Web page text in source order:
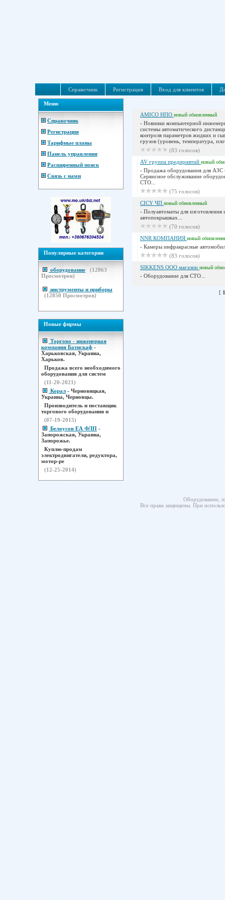
Справочник Регистрация Вход для клиентов
Меню
Справочник
Регистрация
Тарифные планы
Панель управления
Расширенный поиск
Связь с нами
Популярные категории
оборудование (12863
Просмотров)
инструменты и приборы
(12850 Просмотров)
Новые фирмы
Торгово - инженерная
компания Батискаф -
Харьковская, Украина,
Харьков.
Продажа всего необходимого
оборудования для систем
(11-20-2021)
Корал - Черновицкая,
Украина, Черновцы.
Производитель и поставщик
торгового оборудования н
(07-19-2015)
Белоусов ЕА ФЛП -
Запорожская, Украина,
Запорожье.
Куплю-продам
электродвигатели, редуктора,
мотор-ре
(12-25-2014)
AMICO НПО новый обновленный
- Новинки компьютерной
системы автоматического
контроля параметров жидких и
грузов (уровень, температура,
(83 голосов)
AV группа предприятий новый
- Продажа оборудования для
Сервисное обслуживание
СТО...
(75 голосов)
CICY ЧП новый обновленный
- Полуавтоматы для изготовления
автопокрышках...
(70 голосов)
NNR КОМПАНИЯ новый
- Камеры инфракрасные
(83 голосов)
SIKKENS OOO магазин новый
- Оборудование для СТО...
[ 1
Оборудование,
Все права защищены. При